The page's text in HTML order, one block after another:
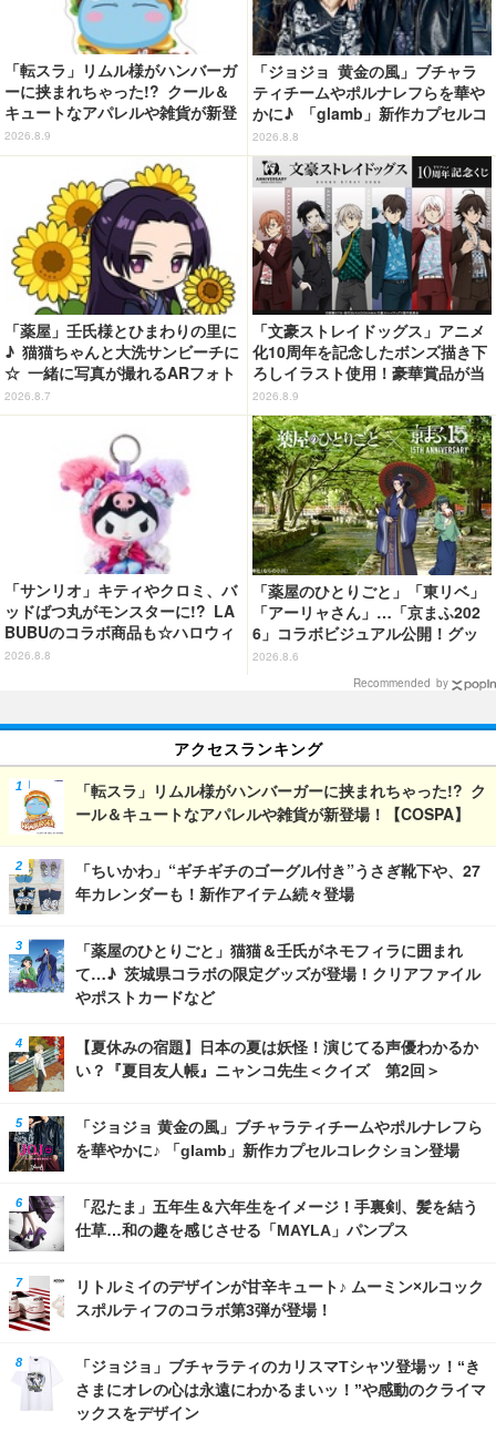
「転スラ」リムル様がハンバーガ
ーに挟まれちゃった!? クール＆
キュートなアパレルや雑貨が新登
場！【COSPA】
2026.8.9
「ジョジョ 黄金の風」ブチャラ
ティチームやポルナレフらを華や
かに♪ 「glamb」新作カプセルコ
レクション登場
2026.8.8
「薬屋」壬氏様とひまわりの里に
♪ 猫猫ちゃんと大洗サンビーチに
☆ 一緒に写真が撮れるARフォト
スポット企画「猫猫・壬氏と夏巡
り」開催【茨城県】
2026.8.7
「文豪ストレイドッグス」アニメ
化10周年を記念したボンズ描き下
ろしイラスト使用！豪華賞品が当
たるオンラインくじ発売
2026.8.9
「サンリオ」キティやクロミ、バ
ッドばつ丸がモンスターに!? LA
BUBUのコラボ商品も☆ハロウィ
ーングッズ情報が到着【サンリオ
2026.8.8
「薬屋のひとりごと」「東リベ」
「アーリャさん」…「京まふ202
6」コラボビジュアル公開！グッ
ズなどの最新情報も
2026.8.6
Recommended by
アクセスランキング
「転スラ」リムル様がハンバーガーに挟まれちゃった!? ク
ール＆キュートなアパレルや雑貨が新登場！【COSPA】
「ちいかわ」“ギチギチのゴーグル付き”うさぎ靴下や、27
年カレンダーも！新作アイテム続々登場
「薬屋のひとりごと」猫猫＆壬氏がネモフィラに囲まれ
て…♪ 茨城県コラボの限定グッズが登場！クリアファイル
やポストカードなど
【夏休みの宿題】日本の夏は妖怪！演じてる声優わかるか
い？『夏目友人帳』ニャンコ先生＜クイズ 第2回＞
「ジョジョ 黄金の風」ブチャラティチームやポルナレフら
を華やかに♪ 「glamb」新作カプセルコレクション登場
「忍たま」五年生＆六年生をイメージ！手裏剣、髪を結う
仕草…和の趣を感じさせる「MAYLA」パンプス
リトルミイのデザインが甘辛キュート♪ ムーミン×ルコック
スポルティフのコラボ第3弾が登場！
「ジョジョ」ブチャラティのカリスマTシャツ登場ッ！“き
さまにオレの心は永遠にわかるまいッ！”や感動のクライマ
ックスをデザイン